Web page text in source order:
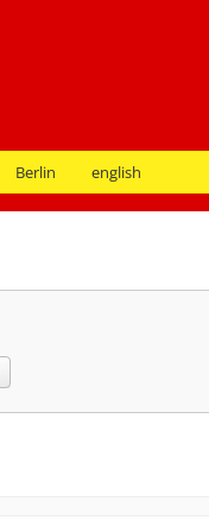
Berlin english